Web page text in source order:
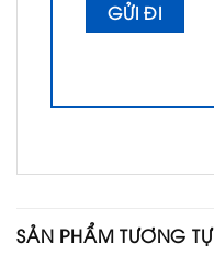
SẢN PHẨM TƯƠNG TỰ